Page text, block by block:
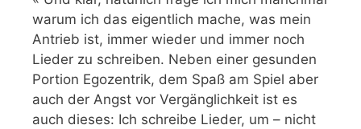
warum ich das eigentlich mache, was mein
Antrieb ist, immer wieder und immer noch
Lieder zu schreiben. Neben einer gesunden
Portion Egozentrik, dem Spaß am Spiel aber
auch der Angst vor Vergänglichkeit ist es
auch dieses: Ich schreibe Lieder, um – nicht